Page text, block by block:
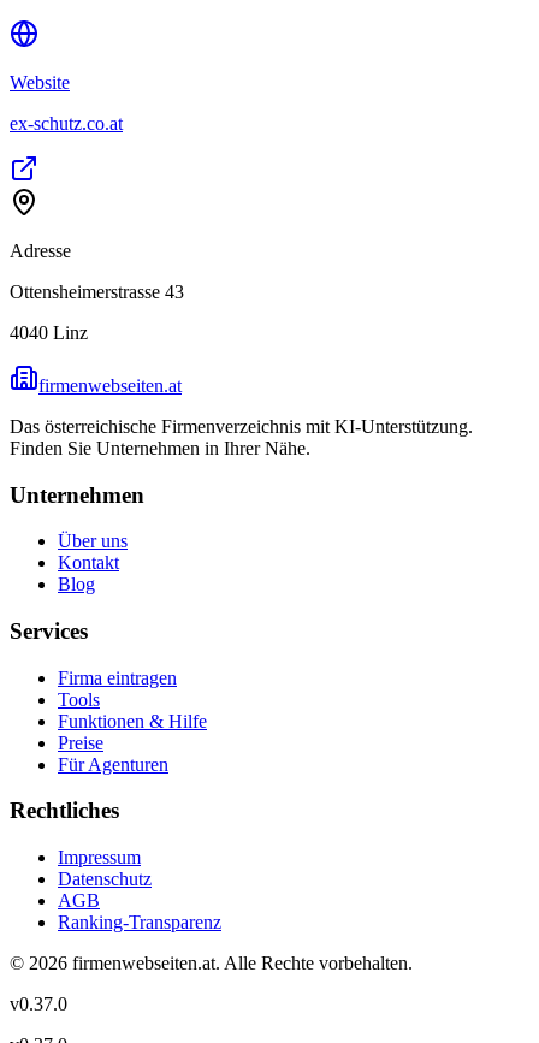
Website
ex-schutz.co.at
Adresse
Ottensheimerstrasse 43
4040 Linz
firmenwebseiten.at
Das österreichische Firmenverzeichnis mit KI-Unterstützung.
Finden Sie Unternehmen in Ihrer Nähe.
Unternehmen
Über uns
Kontakt
Blog
Services
Firma eintragen
Tools
Funktionen & Hilfe
Preise
Für Agenturen
Rechtliches
Impressum
Datenschutz
AGB
Ranking-Transparenz
© 2026 firmenwebseiten.at. Alle Rechte vorbehalten.
v0.37.0